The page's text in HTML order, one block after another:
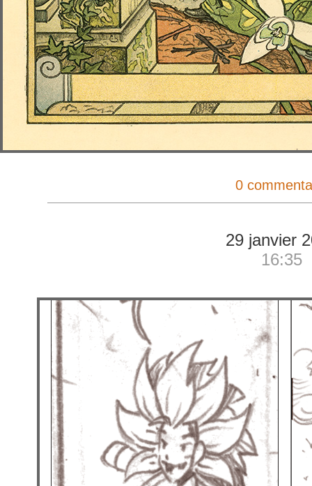
0
29 janvier
16:35